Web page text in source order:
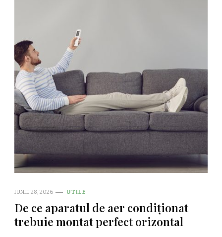
IUNIE 28, 2026 UTILE
De ce aparatul de aer condiționat
trebuie montat perfect orizontal